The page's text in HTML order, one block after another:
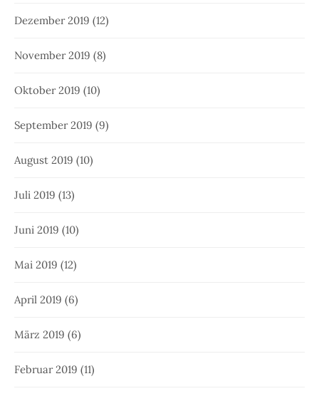
Dezember 2019 (12)
November 2019 (8)
Oktober 2019 (10)
September 2019 (9)
August 2019 (10)
Juli 2019 (13)
Juni 2019 (10)
Mai 2019 (12)
April 2019 (6)
März 2019 (6)
Februar 2019 (11)